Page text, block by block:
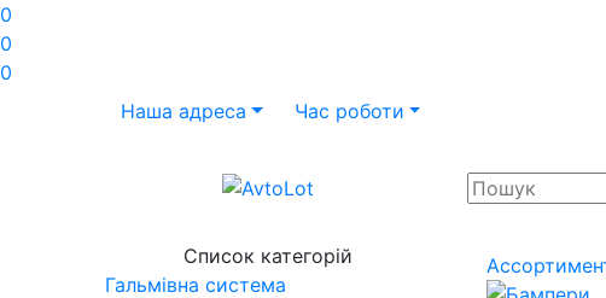
0
0
0
Наша адреса
Час роботи
Список категорій
Гальмівна система